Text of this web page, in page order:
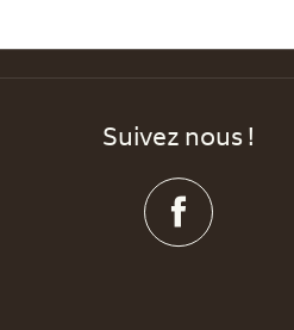
Suivez nous !